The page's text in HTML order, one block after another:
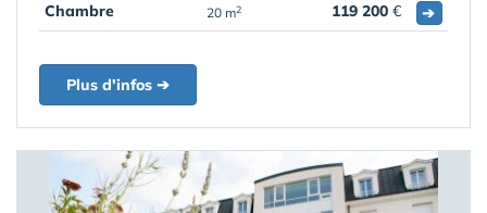
Chambre 20 m2 119 200 € ➔
Plus d'infos ➔